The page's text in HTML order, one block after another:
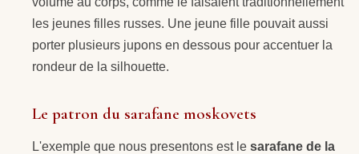
les jeunes filles russes. Une jeune fille pouvait aussi
porter plusieurs jupons en dessous pour accentuer la
rondeur de la silhouette.
Le patron du sarafane moskovets
L'exemple que nous presentons est le sarafane de la